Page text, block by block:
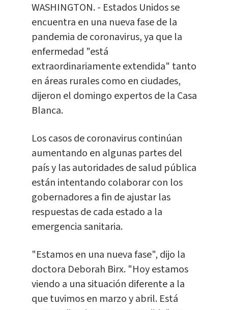
WASHINGTON. - Estados Unidos se
encuentra en una nueva fase de la
pandemia de coronavirus, ya que la
enfermedad "está
extraordinariamente extendida" tanto
en áreas rurales como en ciudades,
dijeron el domingo expertos de la Casa
Blanca.
Los casos de coronavirus continúan
aumentando en algunas partes del
país y las autoridades de salud pública
están intentando colaborar con los
gobernadores a fin de ajustar las
respuestas de cada estado a la
emergencia sanitaria.
"Estamos en una nueva fase", dijo la
doctora Deborah Birx. "Hoy estamos
viendo a una situación diferente a la
que tuvimos en marzo y abril. Está